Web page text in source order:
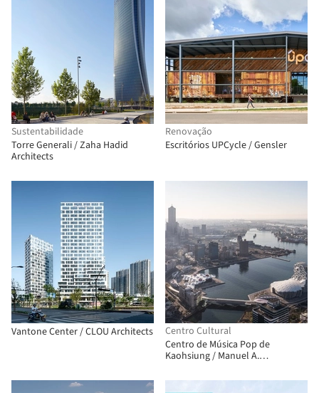
Sustentabilidade
Torre Generali / Zaha Hadid
Architects
Renovação
Escritórios UPCycle / Gensler
Vantone Center / CLOU Architects
Centro Cultural
Centro de Música Pop de
Kaohsiung / Manuel A.
Arquitetura e Urbanismo